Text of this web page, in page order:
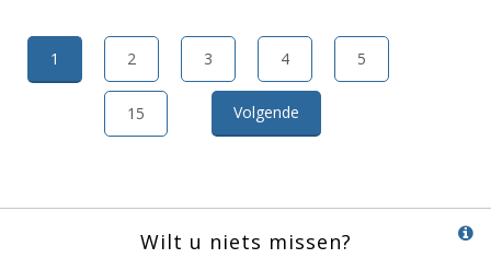
1 2 3 4 5
15 Volgende
Wilt u niets missen?